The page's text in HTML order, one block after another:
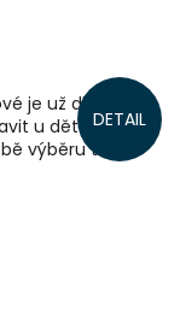
DETAIL
je už dlouho
u dětí úspěch.
výběru těch...